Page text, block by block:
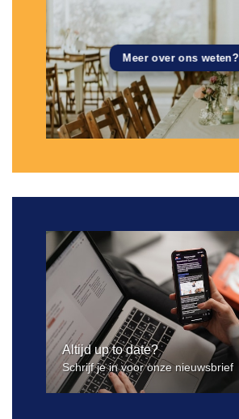
Meer over ons weten?
Altijd up to date?
Schrijf je in voor onze nieuwsbrief